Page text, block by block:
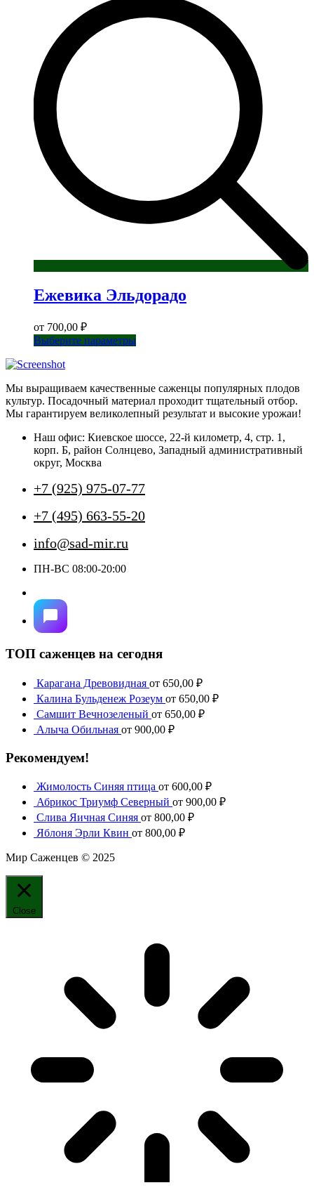
вариаций.
Ежевика Эльдорадо
от 700,00 ₽
Выберите параметрыЭтот
вариаций.
Опции
можно
на
странице
Мы выращиваем качественные саженцы популярных плодов
культур. Посадочный материал проходит тщательный отбор.
Мы гарантируем великолепный результат и высокие урожаи!
Наш офис: Киевское шоссе, 22-й километр, 4, стр. 1,
корп. Б, район Солнцево, Западный административный
округ, Москва
+7 (925) 975-07-77
+7 (495) 663-55-20
info@sad-mir.ru
ПН-ВС 08:00-20:00
ТОП саженцев на сегодня
Карагана Древовидная от 650,00 ₽
Калина Бульденеж Розеум от 650,00 ₽
Самшит Вечнозеленый от 650,00 ₽
Алыча Обильная от 900,00 ₽
Рекомендуем!
Жимолость Синяя птица от 600,00 ₽
Абрикос Триумф Северный от 900,00 ₽
Слива Яичная Синяя от 800,00 ₽
Яблоня Эрли Квин от 800,00 ₽
Мир Саженцев © 2025
Close